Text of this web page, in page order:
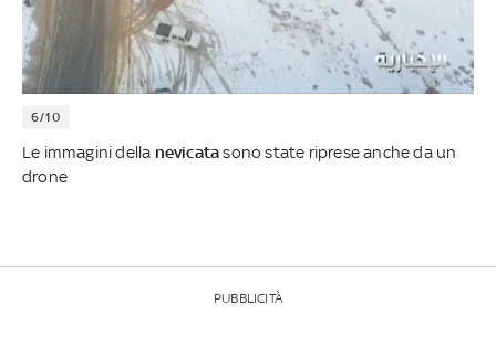
6/10
Le immagini della nevicatasono state riprese anche da un
drone
PUBBLICITÀ